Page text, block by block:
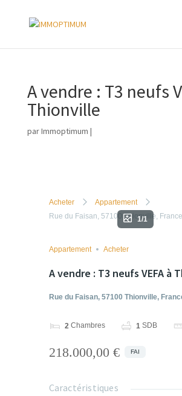
A vendre : T3 neufs
Thionville
parImmoptimum |
Acheter
Appartement
Rue du Faisan, 57100 Thionville, France
1/1
Appartement Acheter
A vendre : T3 neufs VEFA à
Rue du Faisan, 57100 Thionville,
2 Chambres 1 SDB
218.000,00 € FAI
Caractéristiques